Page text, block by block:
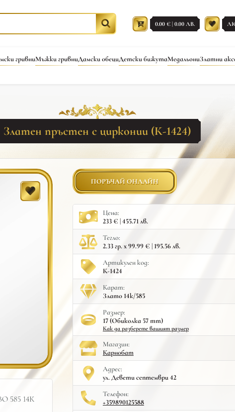
0.00 € | 0.00 ЛВ.
гривниМъжки гривниДамски обециДетски бижутаМедальониЗлатни
Златен пръстен с цирконии (К-1424)
585 14К
ПОРЪЧАЙ ОНЛАЙН
Цена:
233 € | 455.71 лв.
Тегло:
2.33 гр. x 99.99 € | 195.56 лв.
Артикулен код:
К-1424
Карат:
Злато 14к/585
Размер:
17 (Обиколка 57 mm)
Как да разберете вашият размер
Mагазин:
Карнобат
Адрес:
ул. Девети септември 42
Телефон:
+359890125588